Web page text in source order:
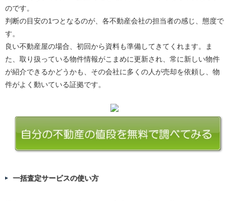
のです。
判断の目安の1つとなるのが、各不動産会社の担当者の感じ、態度で
す。
良い不動産屋の場合、初回から資料も準備してきてくれます。ま
た、取り扱っている物件情報がこまめに更新され、常に新しい物件
が紹介できるかどうかも、その会社に多くの人が売却を依頼し、物
件がよく動いている証拠です。
一括査定サービスの使い方